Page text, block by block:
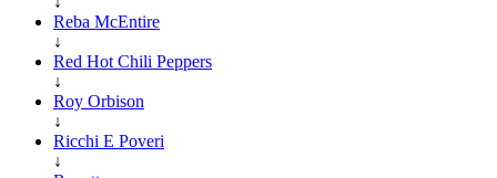
Reba McEntire
↓
Red Hot Chili Peppers
↓
Roy Orbison
↓
Ricchi E Poveri
↓